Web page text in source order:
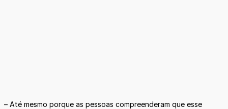
– Até mesmo porque as pessoas compreenderam que esse